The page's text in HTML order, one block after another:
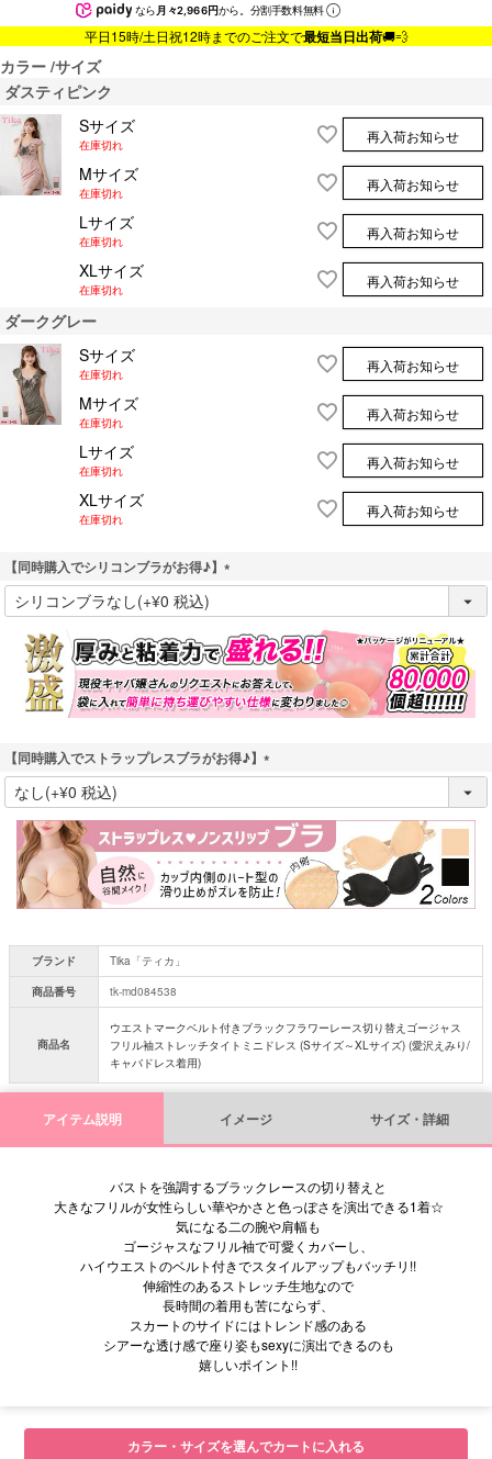
なら 月々2,966円から。分割手数料無料
平日15時/土日祝12時までのご注文で最短当日出荷🚚💨
カラー サイズ
ダスティピンク
Sサイズ
在庫切れ
再入荷お知らせ
Mサイズ
在庫切れ
再入荷お知らせ
Lサイズ
在庫切れ
再入荷お知らせ
XLサイズ
在庫切れ
再入荷お知らせ
ダークグレー
Sサイズ
在庫切れ
再入荷お知らせ
Mサイズ
在庫切れ
再入荷お知らせ
Lサイズ
在庫切れ
再入荷お知らせ
XLサイズ
在庫切れ
再入荷お知らせ
【同時購入でシリコンブラがお得♪】
(
必
須
)
【同時購入でストラップレスブラがお得♪】
(
必
須
)
ブランド
Tika「ティカ」
商品番号
tk-md084538
商品名
ウエストマークベルト付きブラックフラワーレース切り替えゴージャス
フリル袖ストレッチタイトミニドレス (Sサイズ～XLサイズ) (愛沢えみり/
キャバドレス着用)
アイテム説明 イメージ サイズ・詳細
バストを強調するブラックレースの切り替えと
大きなフリルが女性らしい華やかさと色っぽさを演出できる1着☆
気になる二の腕や肩幅も
ゴージャスなフリル袖で可愛くカバーし、
ハイウエストのベルト付きでスタイルアップもバッチリ!!
伸縮性のあるストレッチ生地なので
長時間の着用も苦にならず、
スカートのサイドにはトレンド感のある
シアーな透け感で座り姿もsexyに演出できるのも
嬉しいポイント!!
カラー・サイズを選んでカートに入れる